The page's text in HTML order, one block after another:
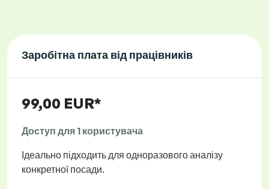
Заробітна плата від працівників
99,00 EUR*
Доступ для 1 користувача
Ідеально підходить для одноразового аналізу
конкретної посади.